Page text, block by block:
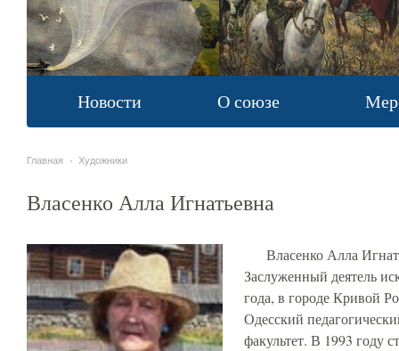
Новости О союзе
Главная Художники
Власенко Алла Игнатьевна
Власенко Алла
Заслуженный деятель
года, в городе Кривой
Одесский
факультет. В 1993 году